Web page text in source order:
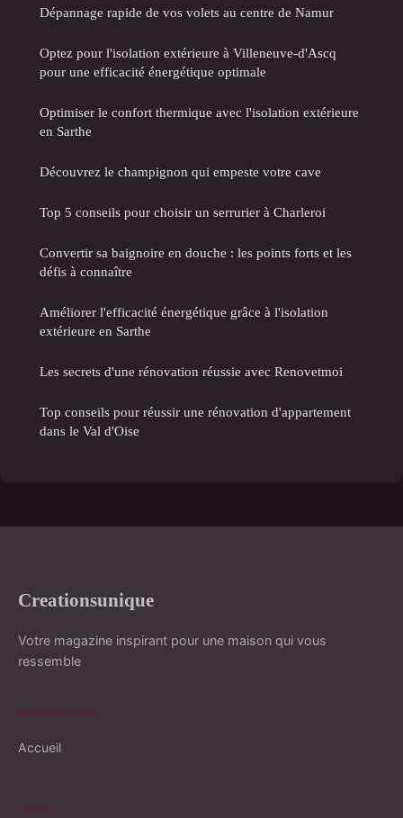
Dépannage rapide de vos volets au centre de Namur
Optez pour l'isolation extérieure à Villeneuve-d'Ascq
pour une efficacité énergétique optimale
Optimiser le confort thermique avec l'isolation extérieure
en Sarthe
Découvrez le champignon qui empeste votre cave
Top 5 conseils pour choisir un serrurier à Charleroi
Convertir sa baignoire en douche : les points forts et les
défis à connaître
Améliorer l'efficacité énergétique grâce à l'isolation
extérieure en Sarthe
Les secrets d'une rénovation réussie avec Renovetmoi
Top conseils pour réussir une rénovation d'appartement
dans le Val d'Oise
Creationsunique
Votre magazine inspirant pour une maison qui vous
ressemble
NAVIGATION
Accueil
LÉGAL